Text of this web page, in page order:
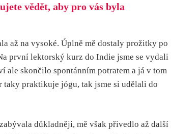
vědět, aby pro vás byla
až na vysoké. Úplně mě dostaly prožitky po
první lektorský kurz do Indie jsme se vydali
ale skončilo spontánním potratem a já v tom
praktikuje jógu, tak jsme si udělali do
důkladněji, mě však přivedlo až další